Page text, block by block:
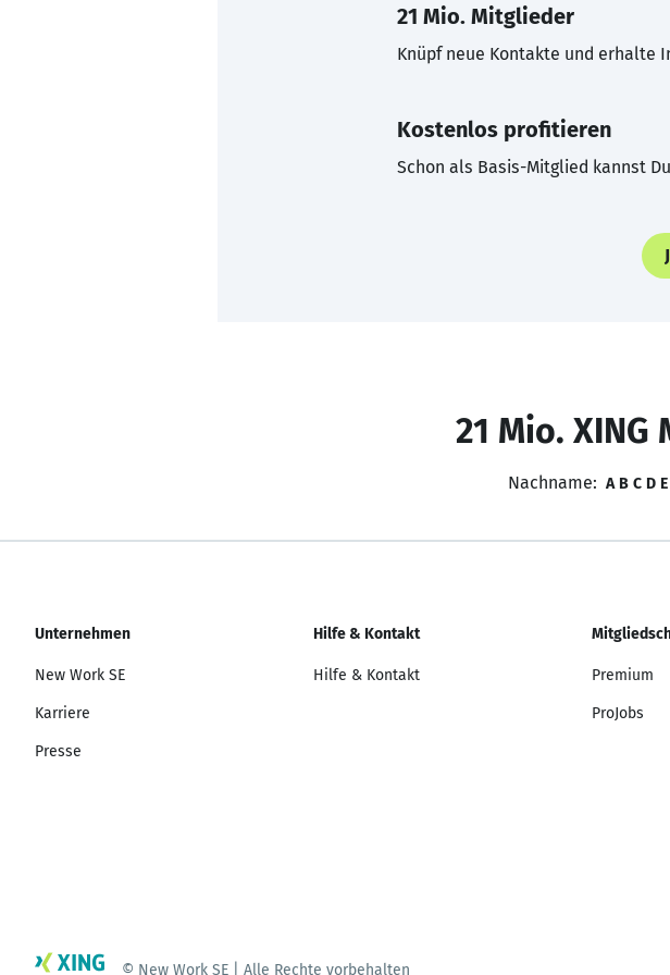
21 Mio. Mitglieder
Knüpf neue Kontakte und erhalte
Kostenlos profitieren
Schon als Basis-Mitglied kannst
21 Mio.
Nachname: A B C D E
Unternehmen
New Work SE
Karriere
Presse
Hilfe & Kontakt
Hilfe & Kontakt Premium
ProJobs
© New Work SE | Alle Rechte vorbehalten